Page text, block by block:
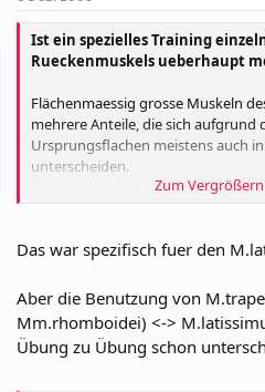
Ist ein spezielles Training
Rueckenmuskels ueberhaupt
Flächenmaessig grosse Muskeln
mehrere Anteile, die sich aufgrund
Ursprungsflachen meistens auch
unterscheiden.
Es muessen deshalb verschiedene
beim Trapezius der Fall.
Eine Überpruefung mittels EMG-
Rückenmuskel funktionell in einen
einen unteren Anteil zu
Ergebnis:
Zum
Das war spezifisch fuer den
Aber die Benutzung von
Mm.rhomboidei) <->
Übung zu Übung schon